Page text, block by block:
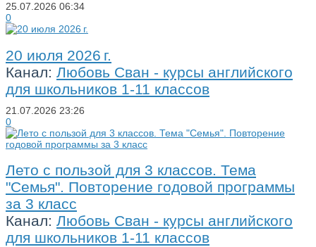
25.07.2026 06:34
0
20 июля 2026 г.
Канал: Любовь Сван - курсы английского
для школьников 1-11 классов
21.07.2026 23:26
0
Лето с пользой для 3 классов. Тема
"Семья". Повторение годовой программы
за 3 класс
Канал: Любовь Сван - курсы английского
для школьников 1-11 классов